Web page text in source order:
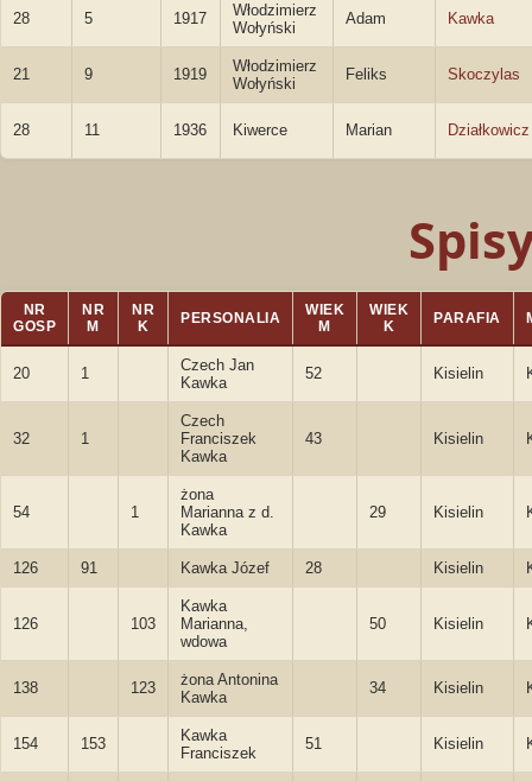
28 5 1917
Włodzimierz
Wołyński
Adam Kawka
21 9 1919
Włodzimierz
Wołyński
Feliks Skoczylas
28 11 1936 Kiwerce Marian Działkowicz
NR
GOSP
NR
M
NR
K
PERSONALIA
WIEK
M
WIEK
K
PARAFIA
20 1
Czech Jan
Kawka
52 Kisielin
32 1
Czech
Franciszek
Kawka
43 Kisielin
54 1
żona
Marianna z d.
Kawka
29 Kisielin
126 91 Kawka Józef 28 Kisielin
126 103
Kawka
Marianna,
wdowa
50 Kisielin
138 123
żona Antonina
Kawka
34 Kisielin
154 153
Kawka
Franciszek
51 Kisielin